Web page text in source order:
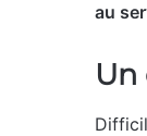
au
Un